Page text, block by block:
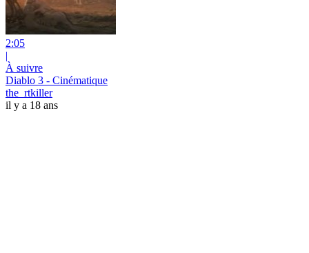
2:05
|
À suivre
Diablo 3 - Cinématique
the_rtkiller
il y a 18 ans